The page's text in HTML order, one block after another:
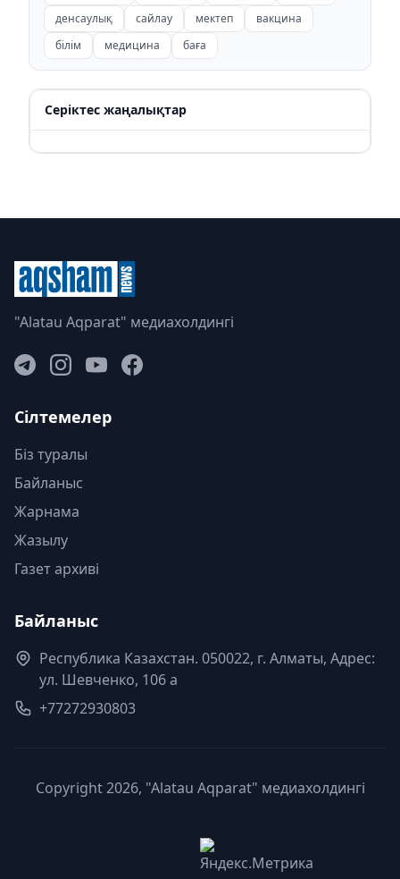
денсаулық
сайлау мектеп
вакцина
білім
медицина баға
Серіктес жаңалықтар
"Alatau Aqparat" медиахолдингі
Сілтемелер
Біз туралы
Байланыс
Жарнама
Жазылу
Газет архиві
Байланыс
Республика Казахстан. 050022, г. Алматы, Адрес:
ул. Шевченко, 106 а
+77272930803
Copyright 2026, "Alatau Aqparat" медиахолдингі